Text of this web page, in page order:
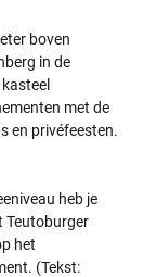
boven
in de
met de
en privéfeesten.
heb je
Teutoburger
het
(Tekst: